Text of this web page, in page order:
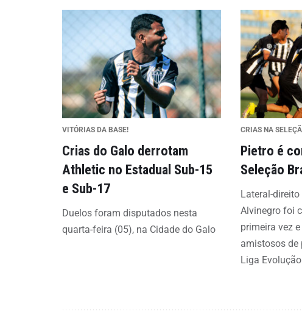
VITÓRIAS DA BASE!
Crias do Galo derrotam
Athletic no Estadual Sub-15
e Sub-17
Duelos foram disputados nesta
quarta-feira (05), na Cidade do Galo
CRIAS NA
Pietro é
Seleção
Lateral-
Alvinegro foi
primeira vez
amistosos de
Liga Evolução